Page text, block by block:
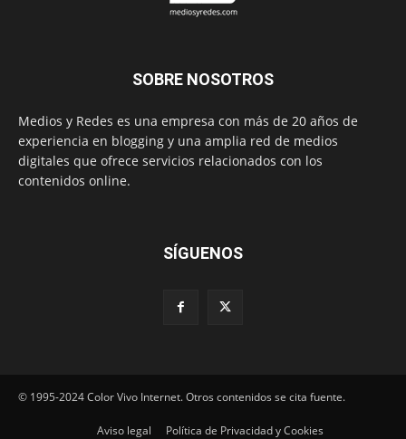
SOBRE NOSOTROS
Medios y Redes es una empresa con más de 20 años de
experiencia en blogging y una amplia red de medios
digitales que ofrece servicios relacionados con los
contenidos online.
SÍGUENOS
© 1995-2024 Color Vivo Internet. Otros contenidos se cita fuente.
Aviso legal Política de Privacidad y Cookies